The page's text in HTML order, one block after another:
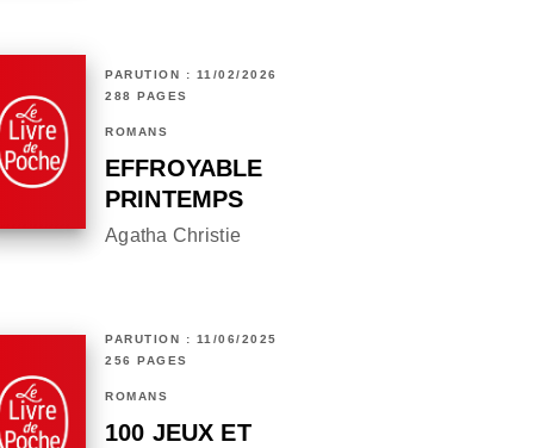
PARUTION : 11/02/2026
288 PAGES
ROMANS
EFFROYABLE
PRINTEMPS
Agatha Christie
PARUTION : 11/06/2025
256 PAGES
ROMANS
100 JEUX ET